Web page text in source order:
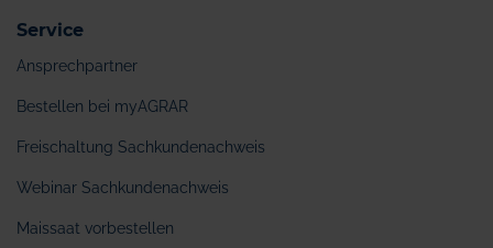
Service
Ansprechpartner
Bestellen bei myAGRAR
Freischaltung Sachkundenachweis
Webinar Sachkundenachweis
Maissaat vorbestellen